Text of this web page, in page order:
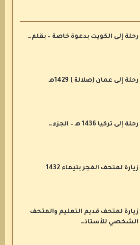
رحلة إلى الكويت بدعوة خاصة – بقلم…
رحلة إلى عمان (صلالة ) 1429هـ
رحلة إلى تركيا 1436 هـ – الجزء…
زيارة لمتحف الفجر بتيماء 1432
زيارة لمتحف قديم التعليم والمتحف
الشخصي للأستاذ…